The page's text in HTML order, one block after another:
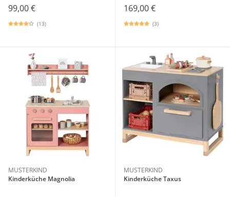
99,00 €
(13)
169,00 €
(3)
MUSTERKIND
Kinderküche Magnolia
MUSTERKIND
Kinderküche Taxus